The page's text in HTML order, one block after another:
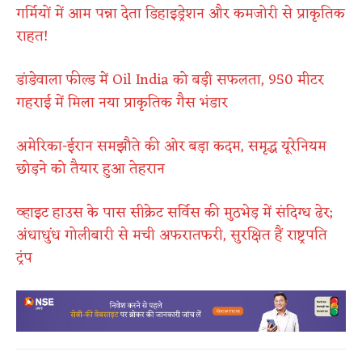
गर्मियों में आम पन्ना देता डिहाइड्रेशन और कमजोरी से प्राकृतिक
राहत!
डांडेवाला फील्ड में Oil India को बड़ी सफलता, 950 मीटर
गहराई में मिला नया प्राकृतिक गैस भंडार
अमेरिका-ईरान समझौते की ओर बड़ा कदम, समृद्ध यूरेनियम
छोड़ने को तैयार हुआ तेहरान
व्हाइट हाउस के पास सीक्रेट सर्विस की मुठभेड़ में संदिग्ध ढेर;
अंधाधुंध गोलीबारी से मची अफरातफरी, सुरक्षित हैं राष्ट्रपति
ट्रंप